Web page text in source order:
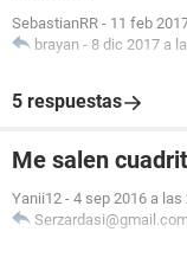
SebastianRR - 11 feb
brayan - 8 dic 2017 a
5 respuestas
Me salen
Yanii12 - 4 sep 2016 a las